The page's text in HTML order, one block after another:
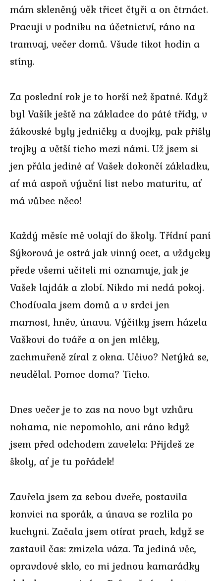
mám skleněný věk třicet čtyři a on čtrnáct.
Pracuji v podniku na účetnictví, ráno na
tramvaj, večer domů. Všude tikot hodin a
stíny.
Za poslední rok je to horší než špatné. Když
byl Vašík ještě na základce do páté třídy, v
žákovské byly jedničky a dvojky, pak přišly
trojky a větší ticho mezi námi. Už jsem si
jen přála jediné ať Vašek dokončí základku,
ať má aspoň výuční list nebo maturitu, ať
má vůbec něco!
Každý měsíc mě volají do školy. Třídní paní
Sýkorová je ostrá jak vinný ocet, a vždycky
přede všemi učiteli mi oznamuje, jak je
Vašek lajdák a zlobí. Nikdo mi nedá pokoj.
Chodívala jsem domů a v srdci jen
marnost, hněv, únavu. Výčitky jsem házela
Vaškovi do tváře a on jen mlčky,
zachmuřeně zíral z okna. Učivo? Netýká se,
neudělal. Pomoc doma? Ticho.
Dnes večer je to zas na novo byt vzhůru
nohama, nic nepomohlo, ani ráno když
jsem před odchodem zavelela: Přijdeš ze
školy, ať je tu pořádek!
Zavřela jsem za sebou dveře, postavila
konvici na sporák, a únava se rozlila po
kuchyni. Začala jsem otírat prach, když se
zastavil čas: zmizela váza. Ta jediná věc,
opravdové sklo, co mi jednou kamarádky